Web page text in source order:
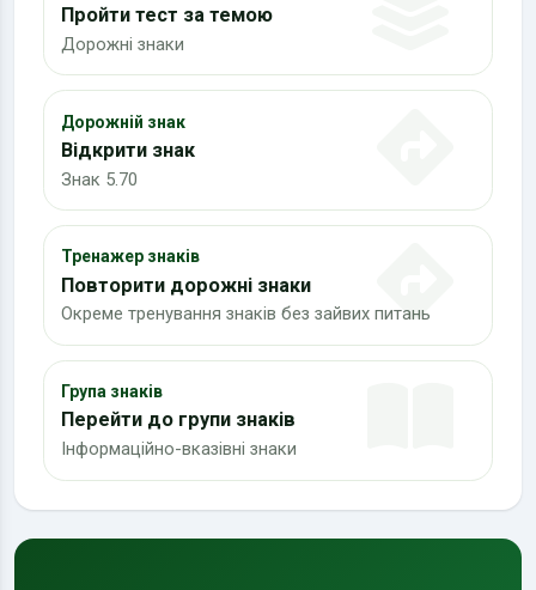
Пройти тест за темою
Дорожні знаки
Дорожній знак
Відкрити знак
Знак 5.70
Тренажер знаків
Повторити дорожні знаки
Окреме тренування знаків без зайвих питань
Група знаків
Перейти до групи знаків
Інформаційно-вказівні знаки